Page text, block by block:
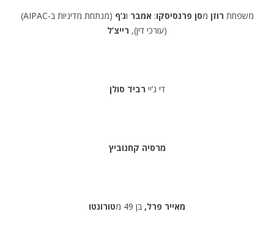
(AIPAC-מנתחת מדיניות ב) משפחת רוזן מסן פרנסיסקו: אמבר וג’ף
(עורכי דין), רייצ’ל
די ג’יי רביד סולן
מרסיה קחנוביץ
מאייר פרל, בן 49 מ טורונטו